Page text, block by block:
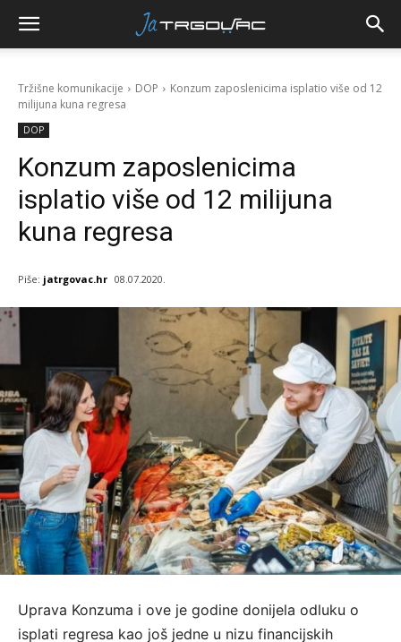
Tržišne komunikacije DOP
Konzum zaposlenicima isplatio više od 12
milijuna kuna regresa
DOP
Konzum zaposlenicima
isplatio više od 12 milijuna
kuna regresa
Piše: jatrgovac.hr 08.07.2020.
Uprava Konzuma i ove je godine donijela odluku o
isplati regresa kao još jedne u nizu financijskih